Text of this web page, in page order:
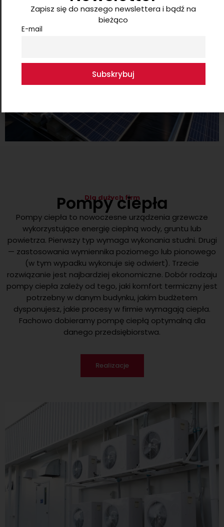
Dla dużych firm
Pompy ciepła
Pompy ciepła to nowoczesne urządzenia grzewcze
wykorzystujące energię cieplną wody, gruntu lub
powietrza. Pierwszy typ wymaga wykonania studni. Drugi
— zastosowania wymiennika poziomego lub pionowego
(w tym wypadku wykonuje się odwiert). Trzecie
rozwiązanie jest najbardziej ekonomiczne. Dobór rodzaju
pompy ciepła zależy od tego, jaki komfort termiczny jest
potrzebny w danym budynku, jakim budżetem
dysponujesz, jakie procesy w firmie wymagają ciepła.
Fachowo dobieramy pompę ciepłą optymalną dla
danego przedsiębiorstwa.
Realizacje
Zapisz się do naszego newslettera i bądź na
bieżąco
E-mail